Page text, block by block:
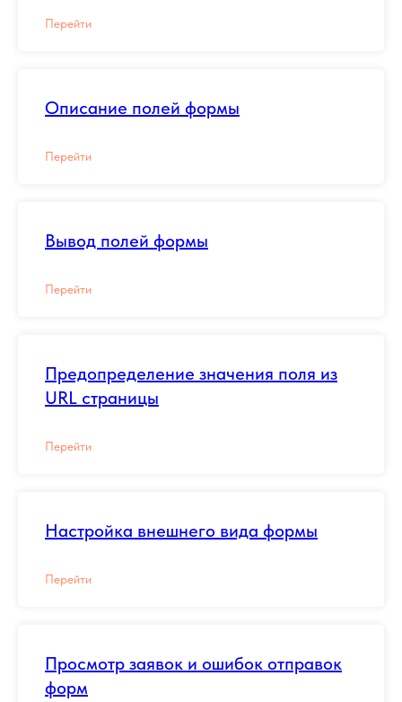
Перейти
Описание полей формы
Перейти
Вывод полей формы
Перейти
Предопределение значения поля из
URL страницы
Перейти
Настройка внешнего вида формы
Перейти
Просмотр заявок и ошибок отправок
форм